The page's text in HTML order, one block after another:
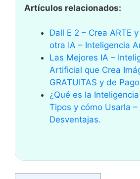
Artículos relacionados:
Dall E 2 – Crea ARTE
otra IA – Inteligencia
Las Mejores IA –
Artificial que Crea
GRATUITAS y de Pago
¿Qué es la
Tipos y cómo Usarla
Desventajas.